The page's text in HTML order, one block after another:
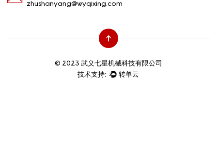
zhushanyang@wyqixing.com
© 2023 武义七星机械科技有限公司